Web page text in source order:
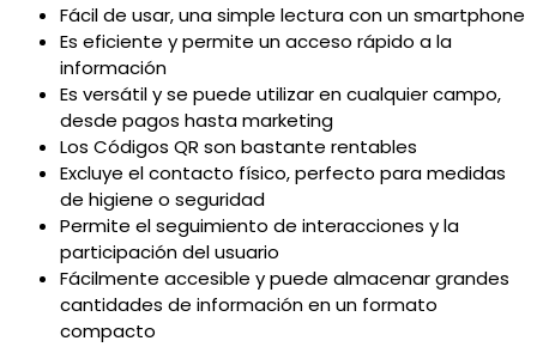
Fácil de usar, una simple lectura con un smartphone
Es eficiente y permite un acceso rápido a la
información
Es versátil y se puede utilizar en cualquier campo,
desde pagos hasta marketing
Los Códigos QR son bastante rentables
Excluye el contacto físico, perfecto para medidas
de higiene o seguridad
Permite el seguimiento de interacciones y la
participación del usuario
Fácilmente accesible y puede almacenar grandes
cantidades de información en un formato
compacto